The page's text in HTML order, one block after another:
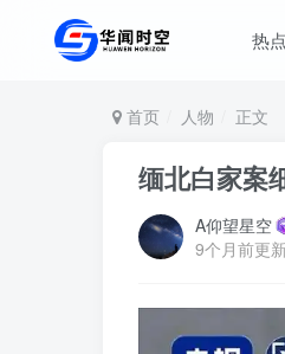
热点
首页 人物 正文
缅北白家案
A仰望星空
9个月前更